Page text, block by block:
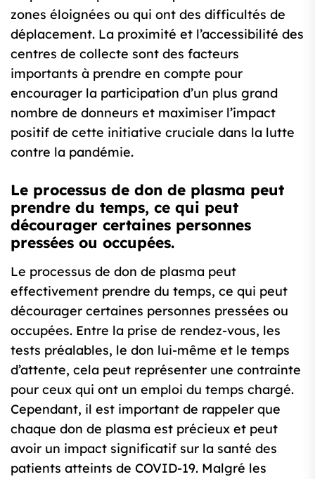
zones éloignées ou qui ont des difficultés de
déplacement. La proximité et l’accessibilité des
centres de collecte sont des facteurs
importants à prendre en compte pour
encourager la participation d’un plus grand
nombre de donneurs et maximiser l’impact
positif de cette initiative cruciale dans la lutte
contre la pandémie.
Le processus de don de plasma peut
prendre du temps, ce qui peut
décourager certaines personnes
pressées ou occupées.
Le processus de don de plasma peut
effectivement prendre du temps, ce qui peut
décourager certaines personnes pressées ou
occupées. Entre la prise de rendez-vous, les
tests préalables, le don lui-même et le temps
d’attente, cela peut représenter une contrainte
pour ceux qui ont un emploi du temps chargé.
Cependant, il est important de rappeler que
chaque don de plasma est précieux et peut
avoir un impact significatif sur la santé des
patients atteints de COVID-19. Malgré les